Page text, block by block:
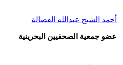
أحمد الشيخ عبدالله الفضالة
عضو جمعية الصحفيين البحرينية